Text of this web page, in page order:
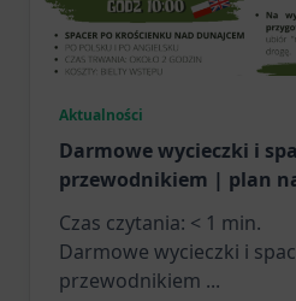
Aktualności
Darmowe wycieczki i
przewodnikiem | plan
Czas czytania: < 1 min.
Darmowe wycieczki i
przewodnikiem ...